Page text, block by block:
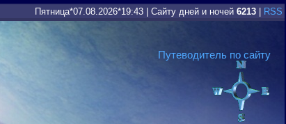
Пятница*07.08.2026*19:43 Сайту дней и ночей 6213 RSS
Путеводитель по сайту